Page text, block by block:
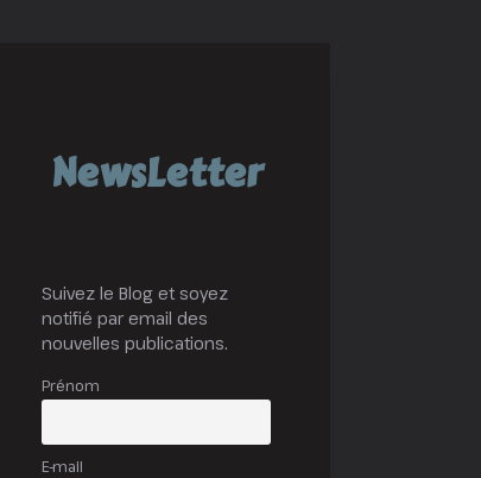
NewsLetter
Suivez le Blog et soyez
notifié par email des
nouvelles publications.
Prénom
E-mail